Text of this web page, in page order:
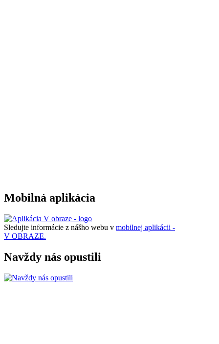
Mobilná aplikácia
Sledujte informácie z nášho webu v mobilnej aplikácii -
V OBRAZE.
Navždy nás opustili